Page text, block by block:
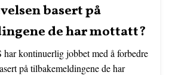
basert på
de har mottatt?
kontinuerlig jobbet med å forbedre
på tilbakemeldingene de har